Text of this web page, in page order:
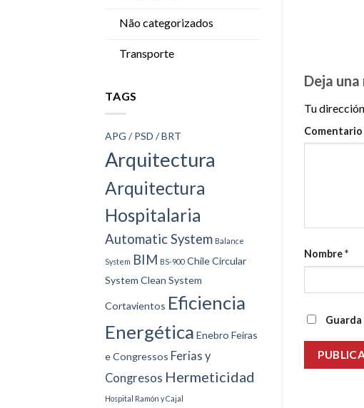
Não categorizados
Transporte
TAGS
APG / PSD / BRT
Arquitectura
Arquitectura
Hospitalaria
Automatic System Balance
System BIM BS-900 ChileCircular
System Clean System
Cortavientos Eficiencia
Energética Enebro Feiras
e Congressos Ferias y
Congresos Hermeticidad
Hospital Ramón y Cajal
Deja
Tu
Comentario
Nombre*